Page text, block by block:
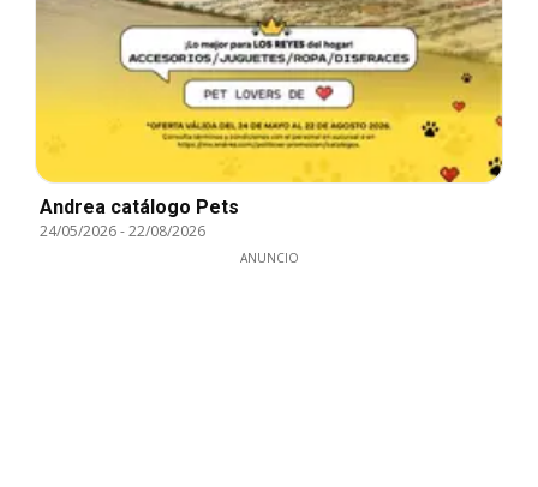
Andrea catálogo Pets
24/05/2026-22/08/2026
ANUNCIO